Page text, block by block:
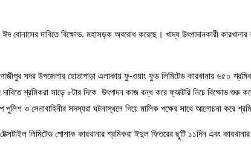
ঈদ বোনাসের দাবিতে বিক্ষোভ. মহাসড়ক অবরোধ করেছে। খাদ্য উৎপাদানকারী
সদর উপজেলার হোতাপাড়া এলাকায় ফু-ওয়াং ফুড লিমিটেড কারখানায় ৬৫০
শ্রমিকরা সাড়ে ৮টার দিকে উৎপাদন কাজ বন্ধ করে ফ্যাক্টরি নিচে বিক্ষোভ
পুলিশ ও সেনাবাহিনীর সদস্যরা ঘটনাস্থলে গিয়ে মালিক পক্ষের সাথে আলোচনা
লিমিটেড পোশাক কারখানার শ্রমিকরা ঈদুল ফিতরের ছুটি ১১দিন এবং